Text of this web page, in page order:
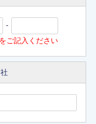
-
ご記入ください